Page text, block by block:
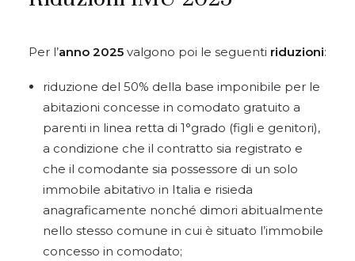
Per l’anno 2025 valgono poi le seguenti riduzioni:
riduzione del 50% della base imponibile per le
abitazioni concesse in comodato gratuito a
parenti in linea retta di 1°grado (figli e genitori),
a condizione che il contratto sia registrato e
che il comodante sia possessore di un solo
immobile abitativo in Italia e risieda
anagraficamente nonché dimori abitualmente
nello stesso comune in cui è situato l’immobile
concesso in comodato;